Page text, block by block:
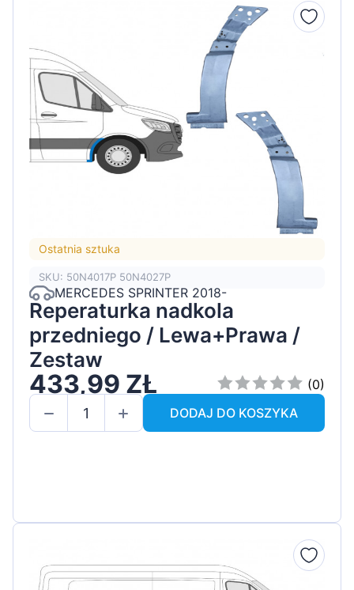
Ostatnia sztuka
SKU: 50N4017P 50N4027P
MERCEDES SPRINTER 2018-
Reperaturka nadkola
przedniego / Lewa+Prawa /
Zestaw
433,99 ZŁ
(0)
DODAJ DO KOSZYKA